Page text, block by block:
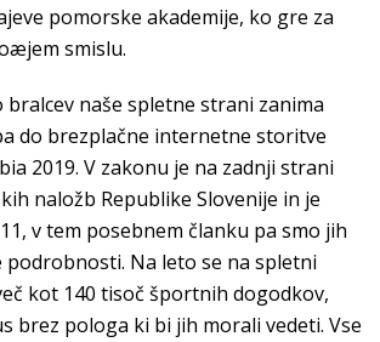
pomorske akademije, ko gre za
smislu.
bralcev naše spletne strani zanima
do brezplačne internetne storitve
2019. V zakonu je na zadnji strani
naložb Republike Slovenije in je
v tem posebnem članku pa smo jih
podrobnosti. Na leto se na spletni
kot 140 tisoč športnih dogodkov,
brez pologa ki bi jih morali vedeti. Vse